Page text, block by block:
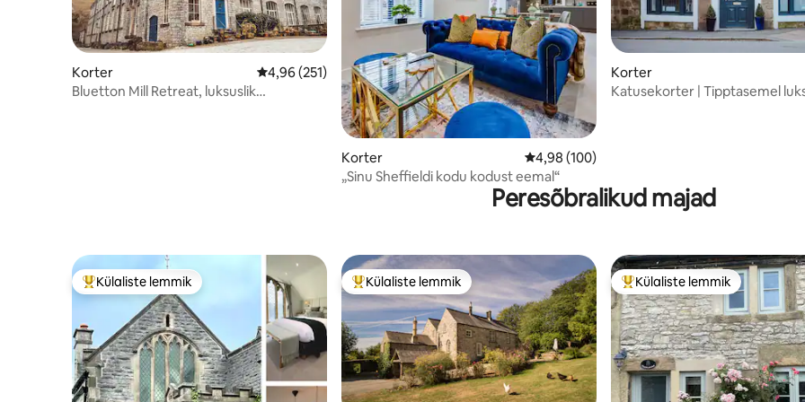
Korter Keskmine hinnang 4,96/5, 251 hinnangut
4,96 (251)
Bluetton Mill Retreat, luksuslik
Korter Keskmine hinnang 4,98/5, 100 hinnangut
4,98 (100)
„Sinu Sheffieldi kodu kodust eemal“
Korter
Katusekorter | Tipptasemel
Peresõbralikud majad
Külaliste suur lemmik
Külaliste lemmik Külaliste suur lemmik
Külaliste lemmik Külaliste suur lemmik
Külaliste lemmik